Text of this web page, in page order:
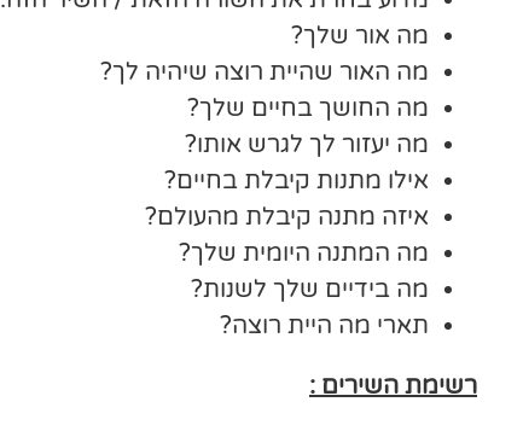
מה אור שלך?
מה האור שהיית רוצה שיהיה לך?
מה החושך בחיים שלך?
מה יעזור לך לגרש אותו?
אילו מתנות קיבלת בחיים?
איזה מתנה קיבלת מהעולם?
מה המתנה היומית שלך?
מה בידיים שלך לשנות?
תארי מה היית רוצה?
רשימת השירים :